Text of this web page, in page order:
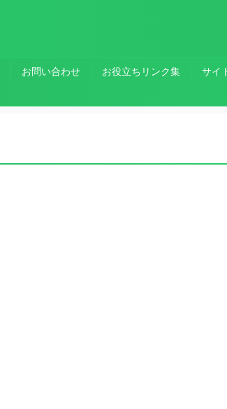
お問い合わせ お役立ちリンク集 サイ